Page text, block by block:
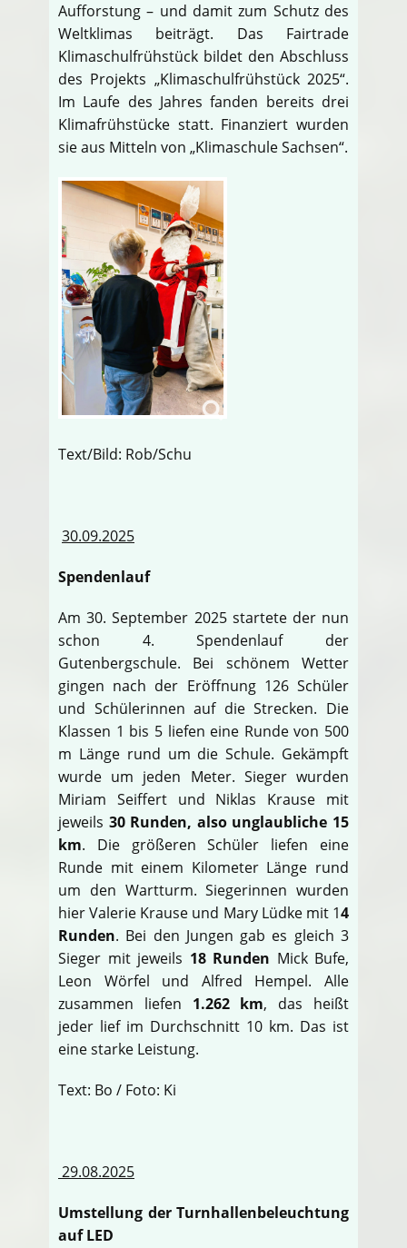
Aufforstung – und damit zum Schutz des
Weltklimas beiträgt. Das Fairtrade
Klimaschulfrühstück bildet den Abschluss
des Projekts „Klimaschulfrühstück 2025“.
Im Laufe des Jahres fanden bereits drei
Klimafrühstücke statt. Finanziert wurden
sie aus Mitteln von „Klimaschule Sachsen“.
Text/Bild: Rob/Schu
30.09.2025
Spendenlauf
Am 30. September 2025 startete der nun
schon 4. Spendenlauf der
Gutenbergschule. Bei schönem Wetter
gingen nach der Eröffnung 126 Schüler
und Schülerinnen auf die Strecken. Die
Klassen 1 bis 5 liefen eine Runde von 500
m Länge rund um die Schule. Gekämpft
wurde um jeden Meter. Sieger wurden
Miriam Seiffert und Niklas Krause mit
jeweils 30 Runden, also unglaubliche 15
km. Die größeren Schüler liefen eine
Runde mit einem Kilometer Länge rund
um den Wartturm. Siegerinnen wurden
hier Valerie Krause und Mary Lüdke mit 14
Runden. Bei den Jungen gab es gleich 3
Sieger mit jeweils 18 Runden Mick Bufe,
Leon Wörfel und Alfred Hempel. Alle
zusammen liefen 1.262 km, das heißt
jeder lief im Durchschnitt 10 km. Das ist
eine starke Leistung.
Text: Bo / Foto: Ki
29.08.2025
Umstellung der Turnhallenbeleuchtung
auf LED